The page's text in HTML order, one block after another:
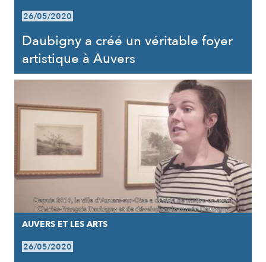
26/05/2020
Daubigny a créé un véritable foyer
artistique à Auvers
AUVERS ET LES ARTS
26/05/2020